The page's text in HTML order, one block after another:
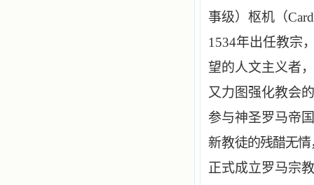
事级）枢机（
1534年出任教宗
望的人文主义者
又力图强化教会
参与神圣罗马帝
新教徒的残醋无情
正式成立罗马宗